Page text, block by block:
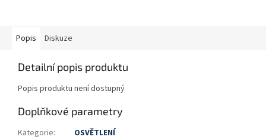
Popis Diskuze
Detailní popis produktu
Popis produktu není dostupný
Doplňkové parametry
Kategorie:
OSVĚTLENÍ